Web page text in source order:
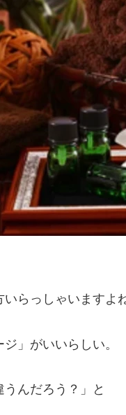
らっしゃいますよね
」がいいらしい。
んだろう？」と